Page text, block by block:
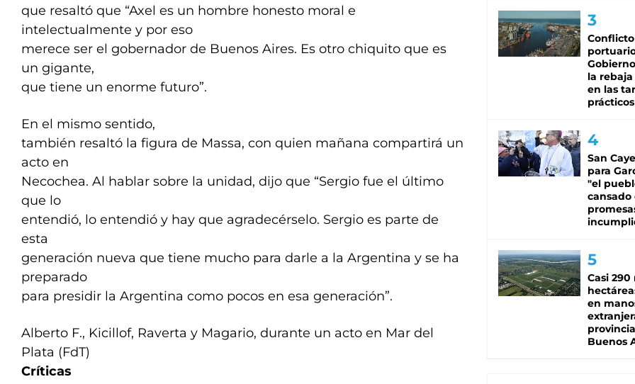
que resaltó que “Axel es un hombre honesto moral e
intelectualmente y por eso
merece ser el gobernador de Buenos Aires. Es otro chiquito que es
un gigante,
que tiene un enorme futuro”.
En el mismo sentido,
también resaltó la figura de Massa, con quien mañana compartirá un
acto en
Necochea. Al hablar sobre la unidad, dijo que “Sergio fue el último
que lo
entendió, lo entendió y hay que agradecérselo. Sergio es parte de
esta
generación nueva que tiene mucho para darle a la Argentina y se ha
preparado
para presidir la Argentina como pocos en esa generación”.
Alberto F., Kicillof, Raverta y Magario, durante un acto en Mar del
Plata (FdT)
Críticas
Conflicto
la rebaja
en las
prácticos
San
para
"el
cansado
Casi 290
en
Buenos